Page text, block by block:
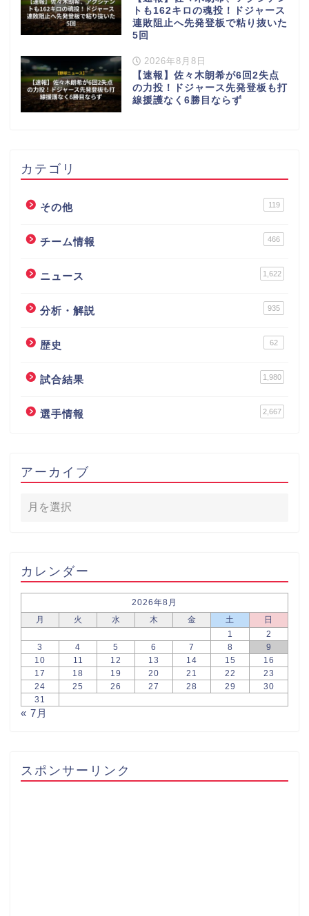
トも162キロの魂投！ドジャース
連敗阻止へ先発登板で粘り抜いた
5回
2026年8月8日
【速報】佐々木朗希が6回2失点
の力投！ドジャース先発登板も打
線援護なく6勝目ならず
カテゴリ
その他 119
チーム情報 466
ニュース 1,622
分析・解説 935
歴史 62
試合結果 1,980
選手情報 2,667
アーカイブ
カレンダー
2026年8月
月
火 水 木 金 土
日
1
2
3
4 5 6 7 8
9
10
11 12 13 14 15
16
17
18 19 20 21 22
23
24
25 26 27 28 29
30
31
« 7月
スポンサーリンク